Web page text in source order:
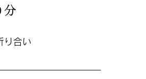
分
り合い